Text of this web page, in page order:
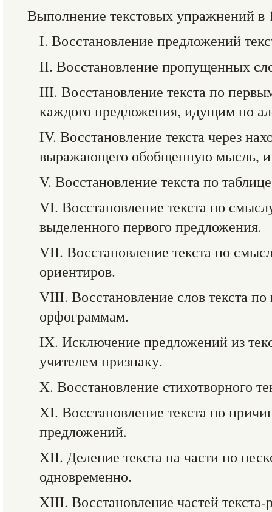
Выполнение текстовых упражнений в
I. Восстановление предложений
II. Восстановление пропущенных
III. Восстановление текста по
каждого предложения, идущим по
IV. Восстановление текста через
выражающего обобщенную мысль, и
V. Восстановление текста по
VI. Восстановление текста по
выделенного первого предложения.
VII. Восстановление текста по
ориентиров.
VIII. Восстановление слов текста
орфограммам.
IX. Исключение предложений из
учителем признаку.
X. Восстановление стихотворного
XI. Восстановление текста по
предложений.
XII. Деление текста на части по
одновременно.
XIII. Восстановление частей